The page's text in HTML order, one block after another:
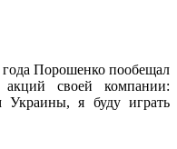
Порошенко пообещал
своей компании:
Украины, я буду играть